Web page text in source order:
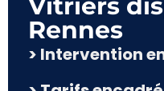
Vitriers
Rennes
> Intervention